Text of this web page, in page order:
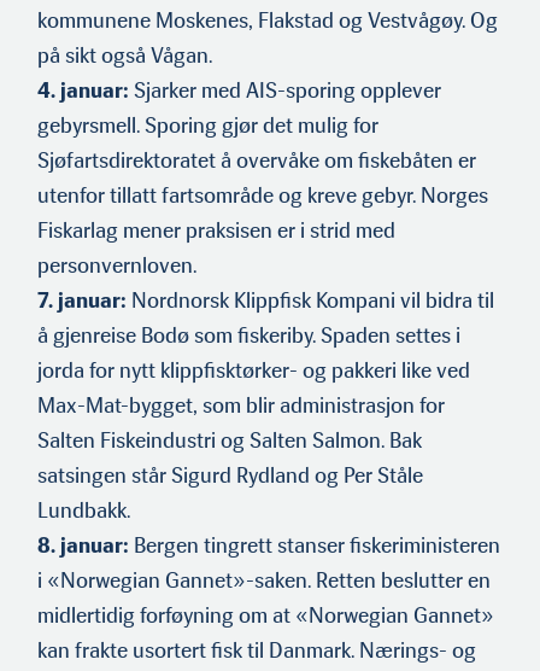
kommunene Moskenes, Flak­stad og Vestvågøy. Og
på sikt også Vågan.
4. januar: Sjarker med AIS-sporing opplever
gebyrsmell. Sporing gjør det mulig for
Sjøfartsdirektoratet å overvåke om fiskebåten er
utenfor tillatt fartsområde og kreve gebyr. Norges
Fiskarlag mener praksisen er i strid med
personvernloven.
7. januar: Nordnorsk Klippfisk Kompani vil bidra til
å gjenreise Bodø som fiskeriby. Spaden settes i
jorda for nytt klippfisktørker- og pakkeri like ved
Max-Mat-bygget, som blir administrasjon for
Salten Fiskeindustri og Salten Salmon. Bak
satsingen står Sigurd Rydland og Per Ståle
Lundbakk.
8. januar: Bergen tingrett stanser fiskeriministeren
i «Norwegian Gannet»-saken. Retten beslutter en
midlertidig forføyning om at «Norwegian Gannet»
kan frakte usortert fisk til Danmark. Nærings- og